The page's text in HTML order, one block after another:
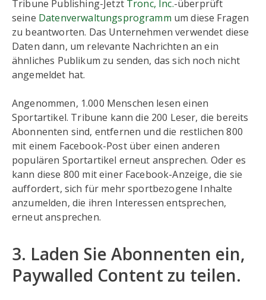
Tribune Publishing-Jetzt Tronc, Inc.-überprüft
seine Datenverwaltungsprogramm um diese Fragen
zu beantworten. Das Unternehmen verwendet diese
Daten dann, um relevante Nachrichten an ein
ähnliches Publikum zu senden, das sich noch nicht
angemeldet hat.
Angenommen, 1.000 Menschen lesen einen
Sportartikel. Tribune kann die 200 Leser, die bereits
Abonnenten sind, entfernen und die restlichen 800
mit einem Facebook-Post über einen anderen
populären Sportartikel erneut ansprechen. Oder es
kann diese 800 mit einer Facebook-Anzeige, die sie
auffordert, sich für mehr sportbezogene Inhalte
anzumelden, die ihren Interessen entsprechen,
erneut ansprechen.
3. Laden Sie Abonnenten ein,
Paywalled Content zu teilen.